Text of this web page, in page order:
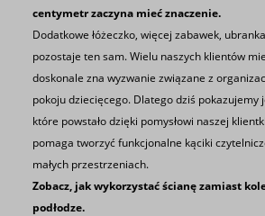
centymetr zaczyna mieć znaczenie.
Dodatkowe łóżeczko, więcej zabawek,
pozostaje ten sam. Wielu naszych klientów
doskonale zna wyzwanie związane z
pokoju dziecięcego. Dlatego dziś pokazujemy
które powstało dzięki pomysłowi naszej
pomaga tworzyć funkcjonalne kąciki
małych przestrzeniach.
Zobacz, jak wykorzystać ścianę zamiast
podłodze.